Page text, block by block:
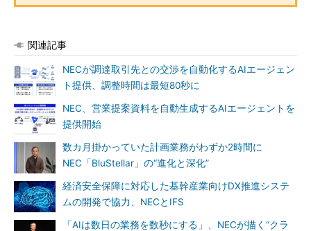
関連記事
NECが調達取引先との交渉を自動化するAIエージェン
ト提供、調整時間は最短80秒に
NEC、営業提案資料を自動生成するAIエージェントを
提供開始
数カ月掛かっていた計画業務がわずか2時間に
NEC「BluStellar」の“進化と深化”
経済安全保障に対応した基幹産業向けDX推進システ
ムの開発で協力、NECとIFS
「AIは数日の業務を数秒にする」、NECが描く“クラ